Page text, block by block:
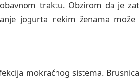
traktu. Obzirom da je
jogurta nekim ženama
mokraćnog sistema.